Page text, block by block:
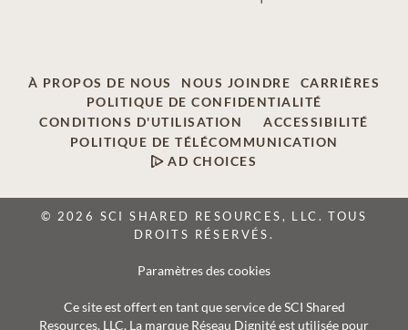
À PROPOS DE NOUS NOUS JOINDRE
CARRIÈRES
POLITIQUE DE CONFIDENTIALITÉ
CONDITIONS D'UTILISATION
ACCESSIBILITÉ
POLITIQUE DE TÉLÉCOMMUNICATION
AD CHOICES
© 2026 SCI SHARED RESOURCES, LLC. TOUS
DROITS RÉSERVÉS.
Paramètres des cookies
Ce site est offert en tant que service de SCI Shared
Resources, LLC. La marque Réseau Dignité est utilisée pour